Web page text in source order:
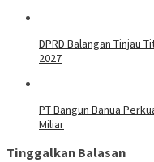
DPRD Balangan Tinjau
2027
PT Bangun Banua
Miliar
Tinggalkan Balasan